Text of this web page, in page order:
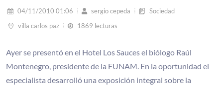
04/11/2010 01:06 sergio cepeda
Sociedad
villa carlos paz
1869 lecturas
Ayer se presentó en el Hotel Los Sauces el biólogo Raúl
Montenegro, presidente de la FUNAM. En la oportunidad el
especialista desarrolló una exposición integral sobre la